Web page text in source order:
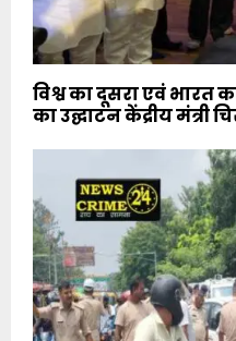
विश्व का दूसरा एवं भारत
का उद्घाटन केंद्रीय मंत्री